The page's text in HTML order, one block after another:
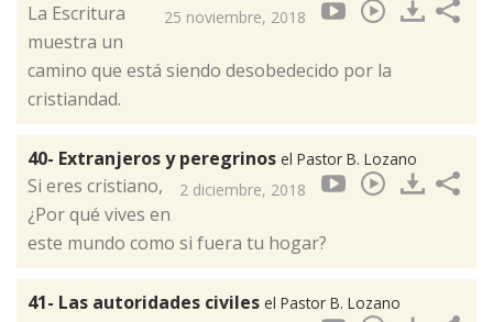
25 noviembre, 2018
La Escritura
muestra un
camino que está siendo desobedecido por la
cristiandad.
40- Extranjeros y peregrinos el Pastor B. Lozano
2 diciembre, 2018
Si eres cristiano,
¿Por qué vives en
este mundo como si fuera tu hogar?
41- Las autoridades civiles el Pastor B. Lozano